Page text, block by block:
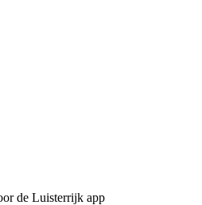
de Luisterrijk app